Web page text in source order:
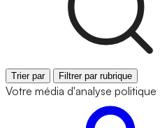
Trier par Filtrer par rubrique
Votre média d'analyse